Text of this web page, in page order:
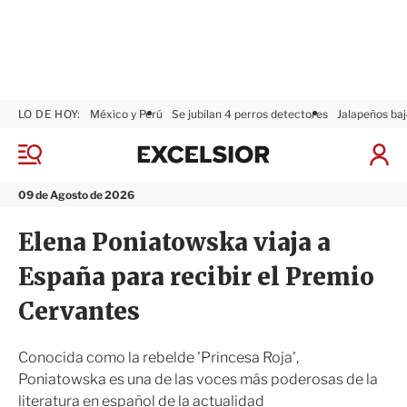
M
n
09 de Agosto de 2026
LO DE HOY: México y Perú Se jubilan 4 perros detectores Jalapeños
I
x
s
i
o
r
Elena Poniatowska viaja a
España para recibir el Premio
Cervantes
Conocida como la rebelde 'Princesa Roja',
Poniatowska es una de las voces más poderosas de la
literatura en español de la actualidad